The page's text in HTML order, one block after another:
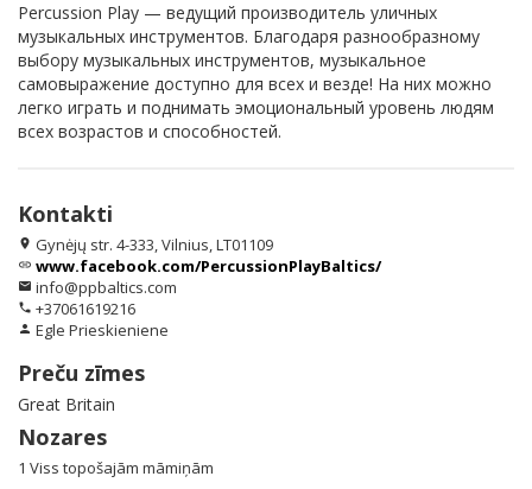
Percussion Play — ведущий производитель уличных
музыкальных инструментов. Благодаря разнообразному
выбору музыкальных инструментов, музыкальное
самовыражение доступно для всех и везде! На них можно
легко играть и поднимать эмоциональный уровень людям
всех возрастов и способностей.
Kontakti
location_on Gynėjų str. 4-333, Vilnius, LT01109
link www.facebook.com/PercussionPlayBaltics/
email info@ppbaltics.com
phone +37061619216
person Egle Prieskieniene
Preču zīmes
Great Britain
Nozares
1 Viss topošajām māmiņām